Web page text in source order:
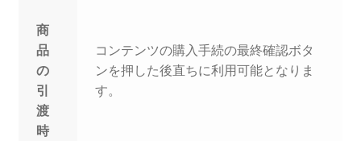
商
品
の
引
渡
時
コンテンツの購入手続の最終確認ボタ
ンを押した後直ちに利用可能となりま
す。